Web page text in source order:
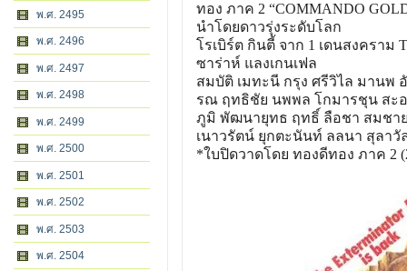
พ.ศ. 2495
พ.ศ. 2496
พ.ศ. 2497
พ.ศ. 2498
พ.ศ. 2499
พ.ศ. 2500
พ.ศ. 2501
พ.ศ. 2502
พ.ศ. 2503
พ.ศ. 2504
ทอง ภาค 2 “COMMANDO
นำโดยดาวรุ่งระดับโลก
โรเบิร์ต กินตี้ จาก 1 เดนสงคราม
ซาร่าห์ แลงเกนเฟล
สมบัติ เมทะนี กรุง ศรีวิไล มานพ
รณ ฤทธิชัย นพพล โกมารชุน สะ
ภูมิ พัฒนายุทธ ฤทธิ์ ลือชา สมชา
เนาวรัตน์ ยุกตะนันท์ ลลนา สุลาวั
*ใบปิดวาดโดย ทองดีทอง ภาค 2